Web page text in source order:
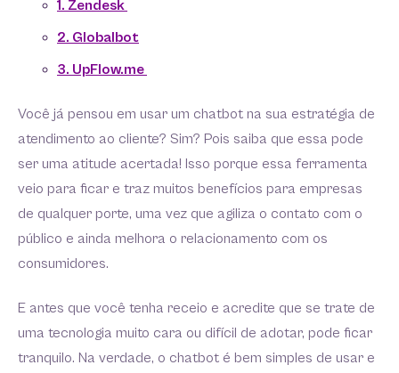
1. Zendesk
2. Globalbot
3. UpFlow.me
Você já pensou em usar um chatbot na sua estratégia de
atendimento ao cliente? Sim? Pois saiba que essa pode
ser uma atitude acertada! Isso porque essa ferramenta
veio para ficar e traz muitos benefícios para empresas
de qualquer porte, uma vez que agiliza o contato com o
público e ainda melhora o relacionamento com os
consumidores.
E antes que você tenha receio e acredite que se trate de
uma tecnologia muito cara ou difícil de adotar, pode ficar
tranquilo. Na verdade, o chatbot é bem simples de usar e